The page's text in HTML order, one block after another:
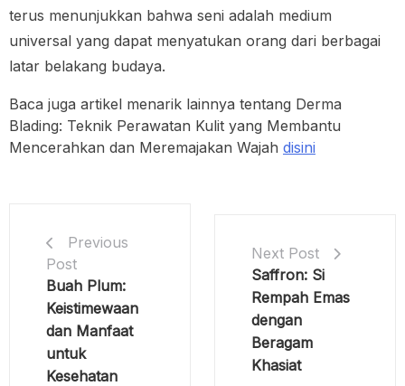
terus menunjukkan bahwa seni adalah medium
universal yang dapat menyatukan orang dari berbagai
latar belakang budaya.
Baca juga artikel menarik lainnya tentang Derma
Blading: Teknik Perawatan Kulit yang Membantu
Mencerahkan dan Meremajakan Wajah disini
Previous
Post
Buah Plum:
Keistimewaan
dan Manfaat
untuk
Kesehatan
Next Post
Saffron: Si
Rempah Emas
dengan
Beragam
Khasiat